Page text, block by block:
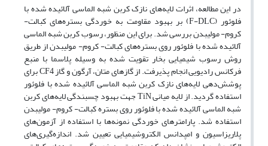
در این مطالعه، اثرات لایه‌های نازک کربن شبه الماسی آلائیده شده با
فلوئور (F-DLC) بر بهبود مقاومت به خوردگی بستره‌های کبالت-
کروم- مولیبدن بررسی شد. برای این منظور، رسوب کربن شبه الماسی
آلائیده شده با فلوئور روی بستر‌ه‌های کبالت- کروم- مولیبدن از طریق
روش رسوب شیمیایی بخار تقویت شده به وسیله پلاسما با منبع
فرکانس رادیویی انجام پذیرفت. از گازهای متان، آرگون و گاز CF4 برای
پوشش‌دهی لایه‌های نازک کربن شبه الماسی آلائیده شده با فلوئور
استفاده گردید. از لایه میانی TiN جهت بهبود چسبندگی لایه‌های کربن
شبه الماسی آلائیده شده با فلوئور روی بستره کبالت- کروم- مولیبدن
استفاده شد. پارامترهای خوردگی نمونه‌ها با استفاده از آزمون‌های
پلاریزاسیون و امپدانس الکتروشیمیایی تعیین شد. اندازه‌گیری‌های